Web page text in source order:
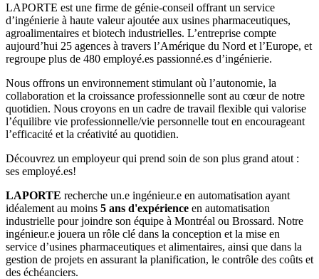
LAPORTE est une firme de génie-conseil offrant un service
d’ingénierie à haute valeur ajoutée aux usines pharmaceutiques,
agroalimentaires et biotech industrielles. L’entreprise compte
aujourd’hui 25 agences à travers l’Amérique du Nord et l’Europe, et
regroupe plus de 480 employé.es passionné.es d’ingénierie.
Nous offrons un environnement stimulant où l’autonomie, la
collaboration et la croissance professionnelle sont au cœur de notre
quotidien. Nous croyons en un cadre de travail flexible qui valorise
l’équilibre vie professionnelle/vie personnelle tout en encourageant
l’efficacité et la créativité au quotidien.
Découvrez un employeur qui prend soin de son plus grand atout :
ses employé.es!
LAPORTE recherche un.e ingénieur.e en automatisation ayant
idéalement au moins 5 ans d'expérience en automatisation
industrielle pour joindre son équipe à Montréal ou Brossard. Notre
ingénieur.e jouera un rôle clé dans la conception et la mise en
service d’usines pharmaceutiques et alimentaires, ainsi que dans la
gestion de projets en assurant la planification, le contrôle des coûts et
des échéanciers.